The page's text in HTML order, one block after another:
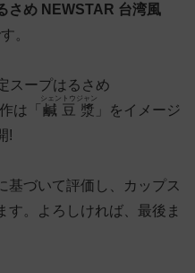
さめ NEWSTAR 台湾風
。
スープはるさめ
は「 鹹豆漿
シェントウジャン
」をイメージ
!
基づいて評価し、カップス
す。よろしければ、最後ま